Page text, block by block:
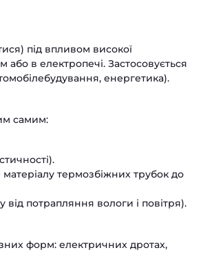
під впливом високої
або в електропечі. Застосовується
енергетика).
самим:
матеріалу термозбіжних трубок до
потрапляння вологи і повітря).
форм: електричних дротах,